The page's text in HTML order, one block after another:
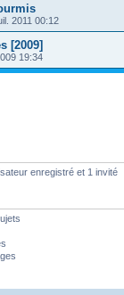
2011 00:12
[2009]
19:34
enregistré et 1 invité